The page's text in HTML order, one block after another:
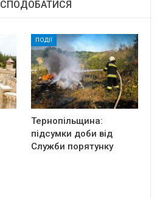
ПОДІЇ
Тернопільщина:
підсумки доби від
Служби порятунку